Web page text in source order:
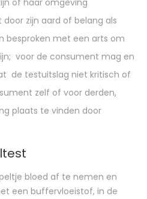
of haar omgeving
zijn aard of belang als
besproken met een arts om
voor de consument mag en
de testuitslag niet kritisch of
zelf of voor derden,
plaats te vinden door
bloed af te nemen en
een buffervloeistof, in de